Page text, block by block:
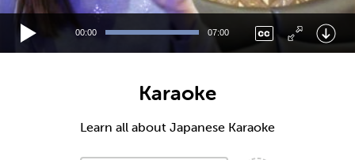
00:00 07:00
Karaoke
Learn all about Japanese Karaoke